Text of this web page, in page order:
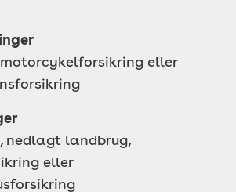
eller
nedlagt landbrug,
eller